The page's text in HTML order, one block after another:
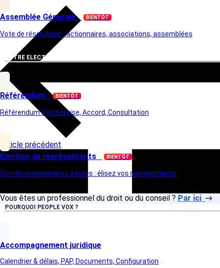
Assemblée Générale BIENTÔT
Vote de résolutions : actionnaires, associations, assemblées
VOTRE ELECTION
Référendum BIENTÔT
Référendum d'entreprise, Accord, Consultation
Election de représentants BIENTÔT
Scrutin uninominal ou à listes : élisez vos représentants
Vous êtes un professionnel du droit ou du conseil ? Par ici
POURQUOI PEOPLE VOX ?
Accompagnement juridique
Calendrier & délais, PAP, Documents, Configuration
Article précédent